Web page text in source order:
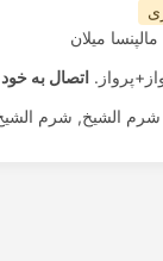
اتصال به خود